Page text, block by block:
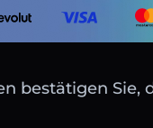
bestätigen Sie,